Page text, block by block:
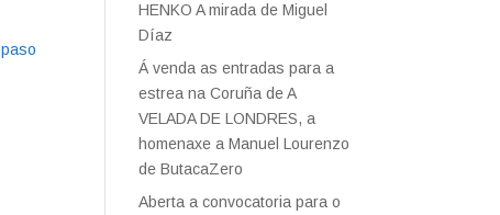
HENKO A mirada de Miguel
Díaz
Á venda as entradas para a
estrea na Coruña de A
VELADA DE LONDRES, a
homenaxe a Manuel Lourenzo
de ButacaZero
Aberta a convocatoria para o